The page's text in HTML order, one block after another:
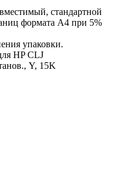
стандартной
формата А4 при 5%
упаковки.
HP CLJ
Y, 15K